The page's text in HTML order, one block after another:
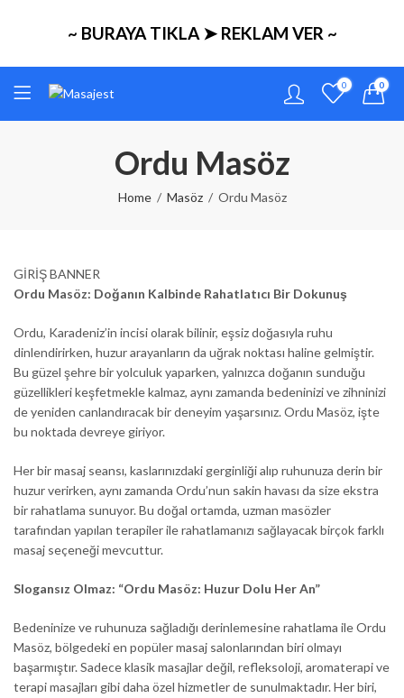
~ BURAYA TIKLA ➤ REKLAM VER ~
0 0
Ordu Masöz
Home Masöz Ordu Masöz
GİRİŞ BANNER
Ordu Masöz: Doğanın Kalbinde Rahatlatıcı Bir Dokunuş
Ordu, Karadeniz’in incisi olarak bilinir, eşsiz doğasıyla ruhu
dinlendirirken, huzur arayanların da uğrak noktası haline gelmiştir.
Bu güzel şehre bir yolculuk yaparken, yalnızca doğanın sunduğu
güzellikleri keşfetmekle kalmaz, aynı zamanda bedeninizi ve zihninizi
de yeniden canlandıracak bir deneyim yaşarsınız. Ordu Masöz, işte
bu noktada devreye giriyor.
Her bir masaj seansı, kaslarınızdaki gerginliği alıp ruhunuza derin bir
huzur verirken, aynı zamanda Ordu’nun sakin havası da size ekstra
bir rahatlama sunuyor. Bu doğal ortamda, uzman masözler
tarafından yapılan terapiler ile rahatlamanızı sağlayacak birçok farklı
masaj seçeneği mevcuttur.
Slogansız Olmaz: “Ordu Masöz: Huzur Dolu Her An”
Bedeninize ve ruhunuza sağladığı derinlemesine rahatlama ile Ordu
Masöz, bölgedeki en popüler masaj salonlarından biri olmayı
başarmıştır. Sadece klasik masajlar değil, refleksoloji, aromaterapi ve
terapi masajları gibi daha özel hizmetler de sunulmaktadır. Her biri,